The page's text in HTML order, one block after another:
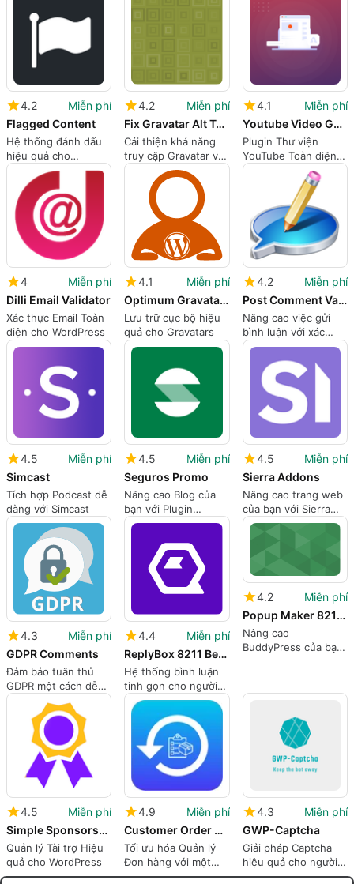
4.2
Miễn phí
Flagged Content
Hệ thống đánh dấu
hiệu quả cho
WordPress
4.2
Miễn phí
Fix Gravatar Alt Text amp Title Tag
Cải thiện khả năng
truy cập Gravatar với
Plugin này
4.1
Miễn phí
Youtube Video Galleries with WP Youtube Gallery Plugin
Plugin Thư viện
YouTube Toàn diện
cho WordPress
4
Miễn phí
Dilli Email Validator
Xác thực Email Toàn
diện cho WordPress
4.1
Miễn phí
Optimum Gravatar Cache
Lưu trữ cục bộ hiệu
quả cho Gravatars
4.2
Miễn phí
Post Comment Validation
Nâng cao việc gửi
bình luận với xác
thực bình luận sau
khi đăng
4.5
Miễn phí
Simcast
Tích hợp Podcast dễ
dàng với Simcast
4.5
Miễn phí
Seguros Promo
Nâng cao Blog của
bạn với Plugin
Seguros Promo
4.5
Miễn phí
Sierra Addons
Nâng cao trang web
của bạn với Sierra
Addons
4.3
Miễn phí
GDPR Comments
Đảm bảo tuân thủ
GDPR một cách dễ
dàng
4.4
Miễn phí
ReplyBox 8211 Better WordPress Comments
Hệ thống bình luận
tinh gọn cho người
dùng WordPress
4.2
Miễn phí
Popup Maker 8211 BuddyPress Integration
Nâng cao
BuddyPress của bạn
4.5
Miễn phí
Simple Sponsorships
Quản lý Tài trợ Hiệu
quả cho WordPress
4.9
Miễn phí
Customer Order History for WooCommerce
Tối ưu hóa Quản lý
Đơn hàng với một
Plugin Mạnh mẽ
4.3
Miễn phí
GWP-Captcha
Giải pháp Captcha
hiệu quả cho người
dùng WordPress